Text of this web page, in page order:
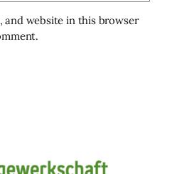
and website in this browser